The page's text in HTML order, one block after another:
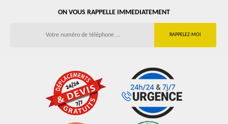
ON VOUS RAPPELLE IMMEDIATEMENT